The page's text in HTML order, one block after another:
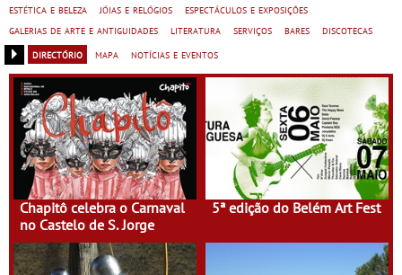
estética e beleza
jóias e relógios
espectáculos e exposições
galerias de arte e antiguidades
literatura serviços bares
discotecas
directório
mapa notícias e eventos
Chapitô celebra o Carnaval
no Castelo de S. Jorge
5ª edição do Belém Art Fest